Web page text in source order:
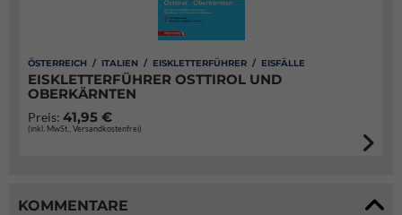
ÖSTERREICH / ITALIEN / EISKLETTERFÜHRER / EISFÄLLE
EISKLETTERFÜHRER OSTTIROL UND
OBERKÄRNTEN
Preis: 41,95 €
(inkl. MwSt., Versandkostenfrei)
KOMMENTARE